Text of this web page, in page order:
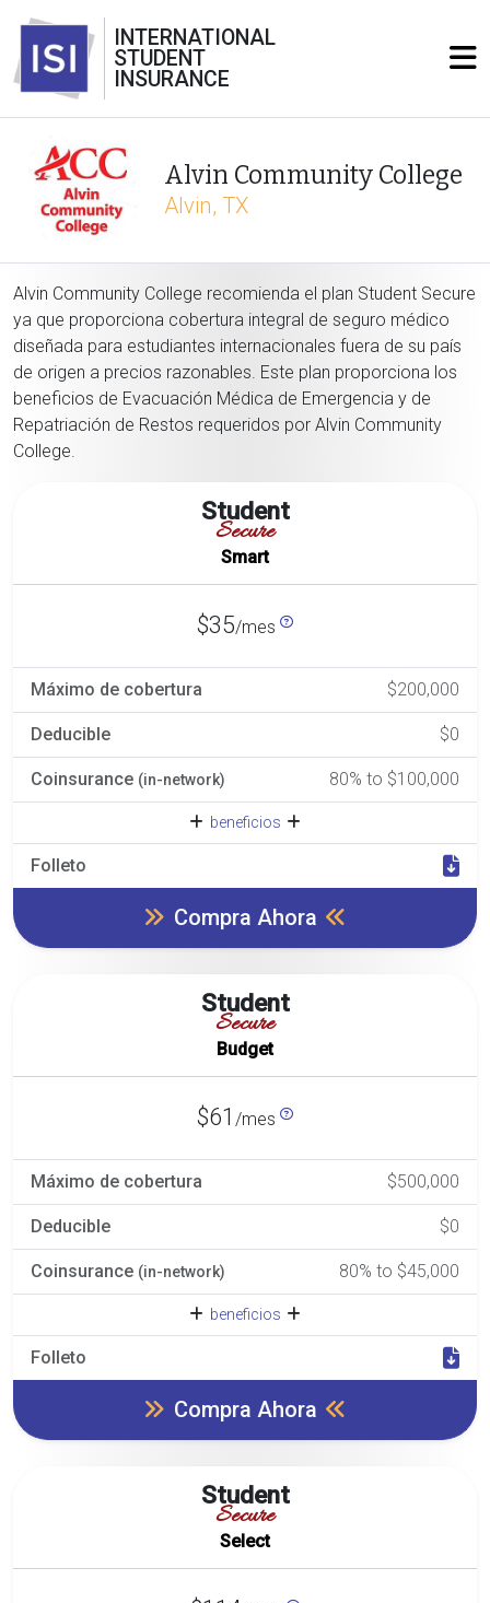
INTERNATIONAL
STUDENT
INSURANCE
Alvin Community College
Alvin, TX
Alvin Community College recomienda el plan Student Secure
ya que proporciona cobertura integral de seguro médico
diseñada para estudiantes internacionales fuera de su país
de origen a precios razonables. Este plan proporciona los
beneficios de Evacuación Médica de Emergencia y de
Repatriación de Restos requeridos por Alvin Community
College.
Student
Secure
Smart
$35/mes
Máximo de cobertura $200,000
Deducible $0
Coinsurance (in-network) 80% to $100,000
beneficios
Folleto
Compra Ahora
Student
Secure
Budget
$61 /mes
Máximo de cobertura $500,000
Deducible $0
Coinsurance (in-network) 80% to $45,000
beneficios
Folleto
Compra Ahora
Student
Secure
Select